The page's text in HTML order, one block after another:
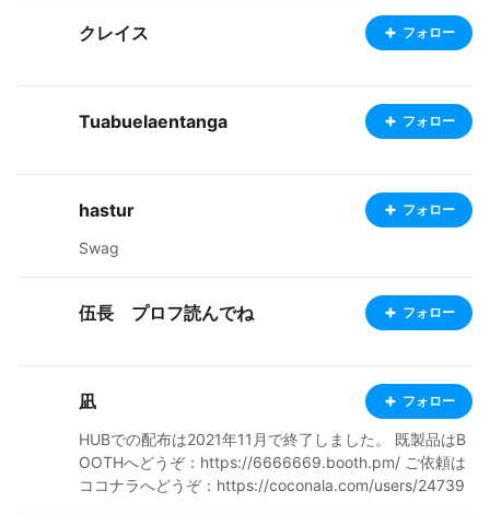
クレイス フォロー
Tuabuelaentanga フォロー
hastur フォロー
Swag
伍長 プロフ読んでね フォロー
凪 フォロー
HUBでの配布は2021年11月で終了しました。 既製品はB
OOTHへどうぞ：https://6666669.booth.pm/ ご依頼は
ココナラへどうぞ：https://coconala.com/users/24739